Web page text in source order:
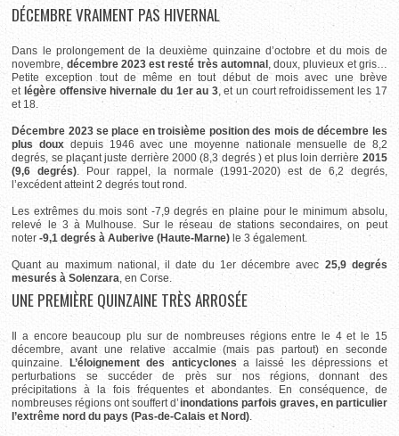
DÉCEMBRE VRAIMENT PAS HIVERNAL
Dans le prolongement de la deuxième quinzaine d’octobre et du mois de
novembre, décembre 2023 est resté très automnal , doux, pluvieux et gris…
Petite exception tout de même en tout début de mois avec une brève
et légère offensive hivernale du 1er au 3, et un court refroidissement les 17
et 18.
Décembre 2023 se place en troisième position des mois de décembre les
plus doux depuis 1946 avec une moyenne nationale mensuelle de 8,2
degrés, se plaçant juste derrière 2000 (8,3 degrés ) et plus loin derrière 2015
(9,6 degrés). Pour rappel, la normale (1991-2020) est de 6,2 degrés,
l’excédent atteint 2 degrés tout rond.
Les extrêmes du mois sont -7,9 degrés en plaine pour le minimum absolu,
relevé le 3 à Mulhouse. Sur le réseau de stations secondaires, on peut
noter -9,1 degrés à Auberive (Haute-Marne) le 3 également.
Quant au maximum national, il date du 1er décembre avec 25,9 degrés
mesurés à Solenzara, en Corse.
UNE PREMIÈRE QUINZAINE TRÈS ARROSÉE
Il a encore beaucoup plu sur de nombreuses régions entre le 4 et le 15
décembre, avant une relative accalmie (mais pas partout) en seconde
quinzaine.
L’éloignement des anticyclones a laissé les dépressions et
perturbations se succéder de près sur nos régions, donnant des
précipitations à la fois fréquentes et abondantes. En conséquence, de
nombreuses régions ont souffert d’inondations parfois graves, en particulier
l’extrême nord du pays (Pas-de-Calais et Nord).